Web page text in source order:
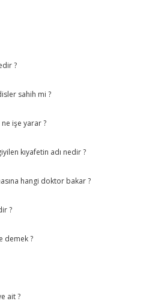
?
sahih mi ?
işe yarar ?
kıyafetin adı nedir ?
hangi doktor bakar ?
?
demek ?
ait ?